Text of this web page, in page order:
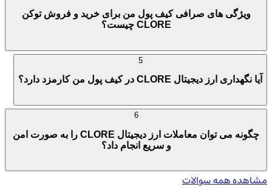
ویژگی های صرافی کیف پول من برای خرید و فروش توکن
CLORE چیست؟
آیا نگهداری ارز دیجیتال CLORE در کیف پول من کارمزد دارد؟
چگونه می توان معاملات ارز دیجیتال CLORE را به صورت امن
و سریع انجام داد؟
مشاهده همه سوالات